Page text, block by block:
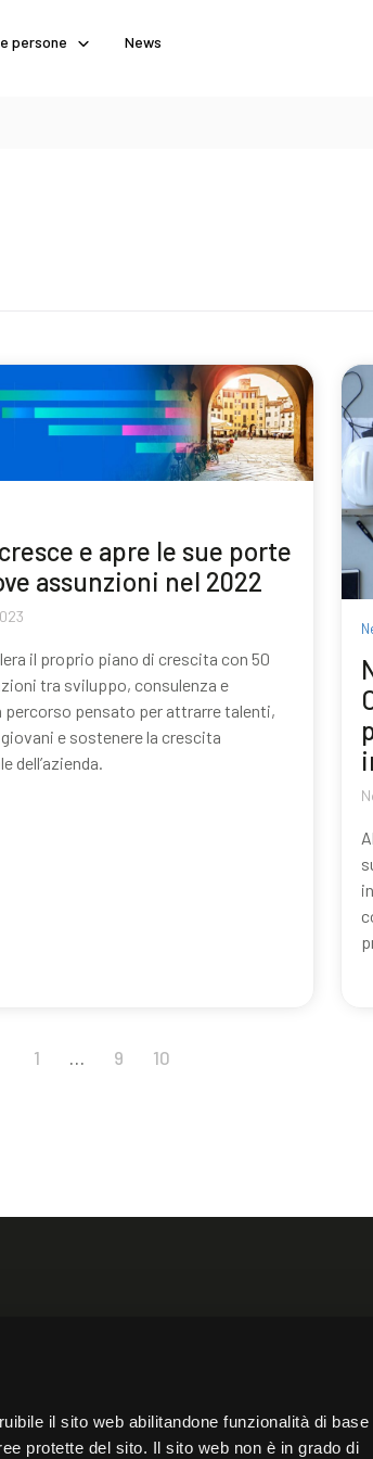
il sito web abilitandone funzionalità di base
protette del sito. Il sito web non è in grado di
persone News
e apre le sue porte
assunzioni nel 2022
il proprio piano di crescita con 50
tra sviluppo, consulenza e
percorso pensato per attrarre talenti,
e sostenere la crescita
dell’azienda.
1 … 9 10
Spaces, 12 Hammersmith Grove,
London